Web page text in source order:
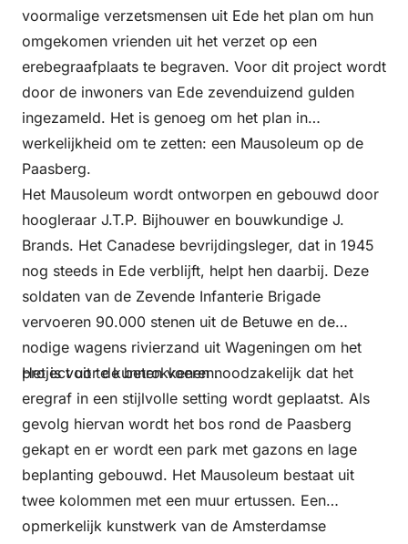
voormalige verzetsmensen uit Ede het plan om hun
omgekomen vrienden uit het verzet op een
erebegraafplaats te begraven. Voor dit project wordt
door de inwoners van Ede zevenduizend gulden
ingezameld. Het is genoeg om het plan in
werkelijkheid om te zetten: een Mausoleum op de
Paasberg.
Het Mausoleum wordt ontworpen en gebouwd door
hoogleraar J.T.P. Bijhouwer en bouwkundige J.
Brands. Het Canadese bevrijdingsleger, dat in 1945
nog steeds in Ede verblijft, helpt hen daarbij. Deze
soldaten van de Zevende Infanterie Brigade
vervoeren 90.000 stenen uit de Betuwe en de
nodige wagens rivierzand uit Wageningen om het
project uit te kunnen voeren.
Het is voor de betrokkenen noodzakelijk dat het
eregraf in een stijlvolle setting wordt geplaatst. Als
gevolg hiervan wordt het bos rond de Paasberg
gekapt en er wordt een park met gazons en lage
beplanting gebouwd. Het Mausoleum bestaat uit
twee kolommen met een muur ertussen. Een
opmerkelijk kunstwerk van de Amsterdamse